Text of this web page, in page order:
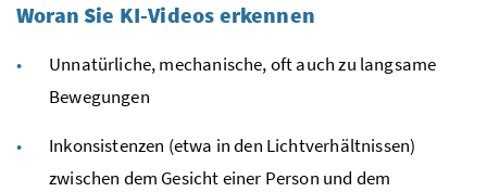
Woran Sie KI-Videos erkennen
Unnatürliche, mechanische, oft auch zu langsame
Bewegungen
Inkonsistenzen (etwa in den Lichtverhältnissen)
zwischen dem Gesicht einer Person und dem